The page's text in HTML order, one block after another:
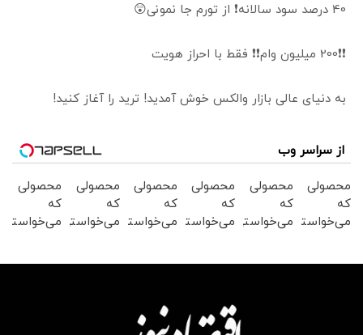
40 درصد سود سالانه❗ از تورم جا نمونی😲
❗❗200 میلیون وام❗❗ فقط با احراز هویت
به دنیای عالی بازار والکس خوش آمدید! ترید را آغاز کنید!
از سراسر وب
محصولی
که
می‌خواستی
محصولی
که
می‌خواستی
محصولی
که
می‌خواستی
بخر !
محصولی
که
می‌خواستی
بخر !
محصولی
که
می‌خواستی
محصولی
که
می‌خواستی